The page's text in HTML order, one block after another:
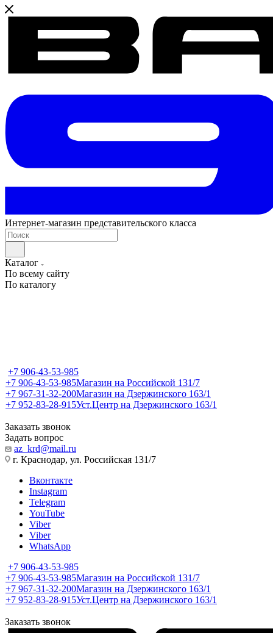
Интернет-магазин представительского класса
Каталог
По всему сайту
По каталогу
+7 906-43-53-985
+7 906-43-53-985Магазин на Российской 131/7
+7 967-31-32-200Магазин на Дзержинского 163/1
+7 952-83-28-915Уст.Центр на Дзержинского 163/1
Заказать звонок
Задать вопрос
az_krd@mail.ru
г. Краснодар, ул. Российская 131/7
Вконтакте
Instagram
Telegram
YouTube
Viber
Viber
WhatsApp
+7 906-43-53-985
+7 906-43-53-985Магазин на Российской 131/7
+7 967-31-32-200Магазин на Дзержинского 163/1
+7 952-83-28-915Уст.Центр на Дзержинского 163/1
Заказать звонок